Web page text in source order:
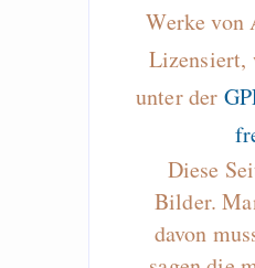
Werke von
Lizensiert,
unter der
Diese
Bilder.
davon